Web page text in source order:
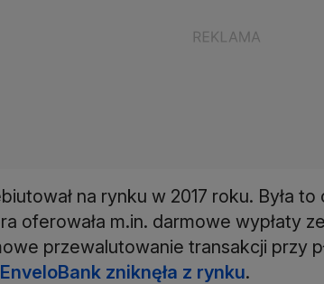
na rynku w 2017 roku. Była
oferowała m.in. darmowe wypłaty
przewalutowanie transakcji przy
zniknęła z rynku.